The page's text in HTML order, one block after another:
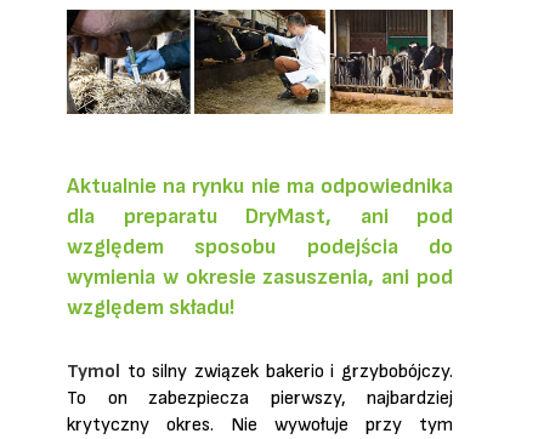
Aktualnie na rynku nie ma odpowiednika
dla preparatu DryMast, ani pod
względem sposobu podejścia do
wymienia w okresie zasuszenia, ani pod
względem składu!
Tymol to silny związek bakerio i grzybobójczy.
To on zabezpiecza pierwszy, najbardziej
krytyczny okres. Nie wywołuje przy tym